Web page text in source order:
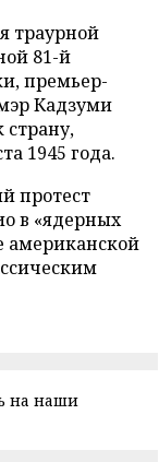
траурной
81-й
премьер-
Кадзуми
1945 года.
протест
в «ядерных
американской
на наши